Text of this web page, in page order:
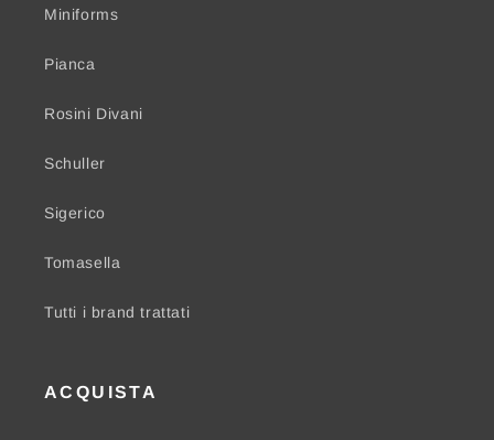
Miniforms
Pianca
Rosini Divani
Schuller
Sigerico
Tomasella
Tutti i brand trattati
ACQUISTA